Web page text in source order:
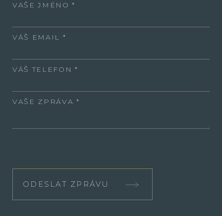
VAŠE JMÉNO
VÁŠ EMAIL
VÁŠ TELEFON
VAŠE ZPRÁVA
ODESLAT ZPRÁVU